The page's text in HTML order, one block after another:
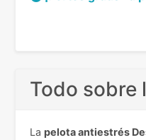
Todo sobre
La pelota antiestrés